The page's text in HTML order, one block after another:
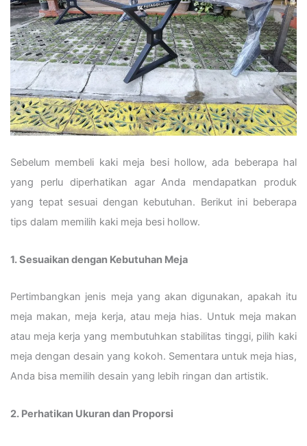
Sebelum membeli kaki meja besi hollow, ada beberapa hal
yang perlu diperhatikan agar Anda mendapatkan produk
yang tepat sesuai dengan kebutuhan. Berikut ini beberapa
tips dalam memilih kaki meja besi hollow.
1. Sesuaikan dengan Kebutuhan Meja
Pertimbangkan jenis meja yang akan digunakan, apakah itu
meja makan, meja kerja, atau meja hias. Untuk meja makan
atau meja kerja yang membutuhkan stabilitas tinggi, pilih kaki
meja dengan desain yang kokoh. Sementara untuk meja hias,
Anda bisa memilih desain yang lebih ringan dan artistik.
2. Perhatikan Ukuran dan Proporsi